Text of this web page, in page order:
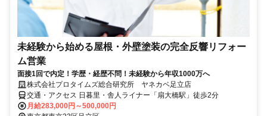
未経験から始める屋根・外壁塗装の完全反響リフォー
ム営業
面接1回で内定！学歴・経歴不問！未経験から年収1000万へ
株式会社プロタイムズ総合研究所 ヤネカベ足立店
交通・アクセス 日暮里・舎人ライナー「扇大橋駅」徒歩2分
月給283,000円～500,000円